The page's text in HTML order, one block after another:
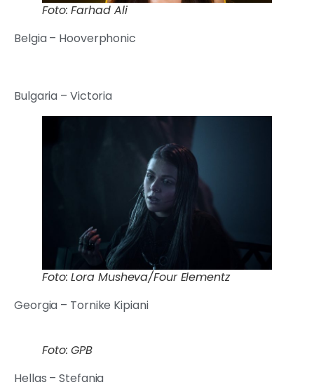
Foto: Farhad Ali
Belgia – Hooverphonic
Bulgaria – Victoria
Foto: Lora Musheva/Four Elementz
Georgia – Tornike Kipiani
Foto: GPB
Hellas – Stefania